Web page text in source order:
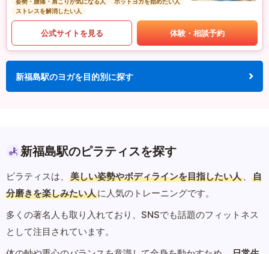
姿勢・腰痛・肩こりが気になる人
ホットヨガを始めたい人
ストレスを解消したい人
公式サイトを見る 体験・相談予約
新福島駅のヨガを目的別に探す
新福島駅のピラティスを探す
ピラティスは、 美しい姿勢やボディラインを目指したい人 、
自
分磨きを楽しみたい人に人気のトレーニングです。
多くの著名人も取り入れており、SNSでも話題のフィットネス
として注目されています。